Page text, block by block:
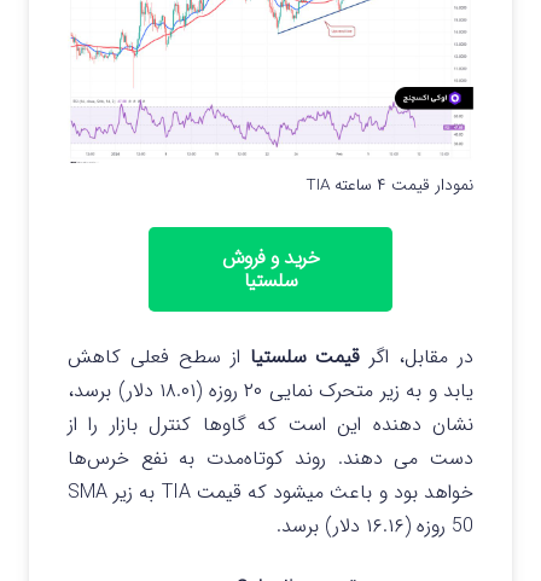
نمودار قیمت ۴ ساعته TIA
خرید و فروش
سلستیا
در مقابل، اگر قیمت سلستیا از سطح فعلی کاهش
یابد و به زیر متحرک نمایی ۲۰ روزه (۱۸.۰۱ دلار) برسد،
نشان دهنده این است که گاوها کنترل بازار را از
دست می دهند. روند کوتاه‌مدت به نفع خرس‌ها
خواهد بود و باعث میشود که قیمت TIA به زیر SMA
50 روزه (۱۶.۱۶ دلار) برسد.